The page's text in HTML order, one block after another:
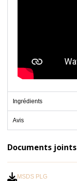
Ingrédients
Avis
Documents joints
MSDS PLG